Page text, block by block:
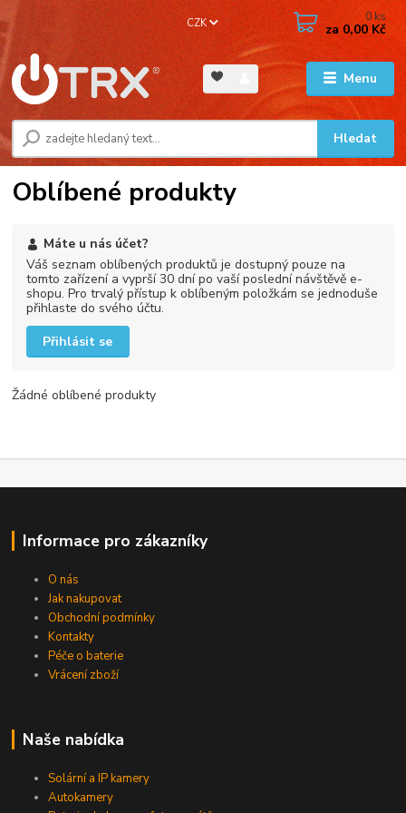
Menu
CZK
Hledat
0ks
za0,00 Kč
Oblíbené produkty
Máte u nás účet?
Váš seznam oblíbených produktů je dostupný pouze na
tomto zařízení a vyprší 30 dní po vaší poslední návštěvě e-
shopu. Pro trvalý přístup k oblíbeným položkám se jednoduše
přihlaste do svého účtu.
Přihlásit se
Žádné oblíbené produkty
Informace pro zákazníky
O nás
Jak nakupovat
Obchodní podmínky
Kontakty
Péče o baterie
Vrácení zboží
Naše nabídka
Solární a IP kamery
Autokamery